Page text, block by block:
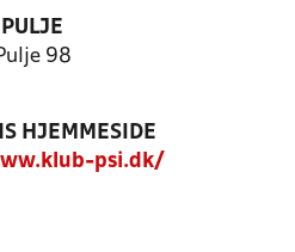
PULJE
98
HJEMMESIDE
psi.dk/